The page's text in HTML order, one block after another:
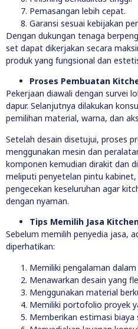
Pemasangan lebih cepat.
Garansi sesuai kebijakan
Dengan dukungan tenaga
set dapat dikerjakan secara
produk yang fungsional dan
Proses Pembuatan
Pekerjaan diawali dengan survei
dapur. Selanjutnya dilakukan
pemilihan material, warna, dan
Setelah desain disetujui, proses
menggunakan mesin dan
komponen kemudian dirakit dan
meliputi penyetelan pintu
pengecekan keseluruhan agar
dengan nyaman.
Tips Memilih Jasa
Sebelum memilih penyedia jasa,
diperhatikan:
Memiliki pengalaman
Menawarkan desain yang
Menggunakan material
Memiliki portofolio proyek
Memberikan estimasi biaya